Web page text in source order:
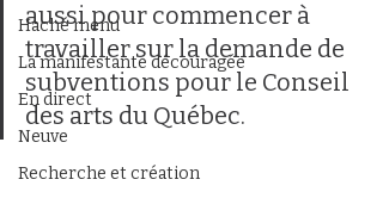
Haché menu
La manifestante découragée
En direct
Neuve
Recherche et création
aussi pour commencer à
travailler sur la demande de
subventions pour le Conseil
des arts du Québec.